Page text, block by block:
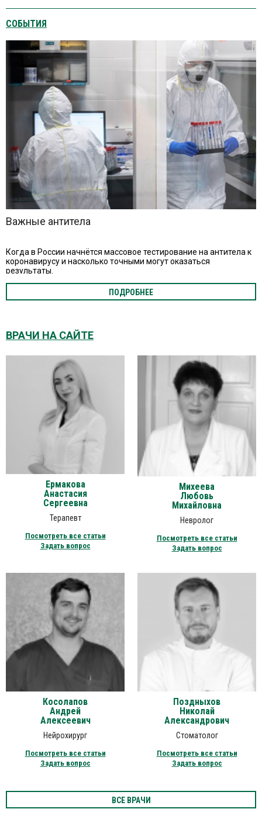
СОБЫТИЯ
Важные антитела
Когда в России начнётся массовое тестирование на антитела к
коронавирусу и насколько точными могут оказаться
результаты.
ПОДРОБНЕЕ
ВРАЧИ НА САЙТЕ
Ермакова
Анастасия
Сергеевна
Терапевт
Посмотреть все статьи
Задать вопрос
Михеева
Любовь
Михайловна
Невролог
Посмотреть все статьи
Задать вопрос
Косолапов
Андрей
Алексеевич
Нейрохирург
Посмотреть все статьи
Задать вопрос
Поздныхов
Николай
Александрович
Стоматолог
Посмотреть все статьи
Задать вопрос
ВСЕ ВРАЧИ